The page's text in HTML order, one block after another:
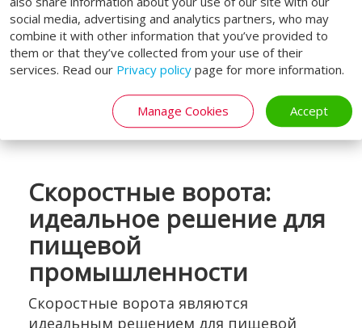
social media, advertising and analytics partners, who may
combine it with other information that you’ve provided to
them or that they’ve collected from your use of their
services. Read our Privacy policy page for more information.
Manage Cookies Accept
грузовых транспортных средств.
Хотите узнать больше о герметизаторе
надувного типа? Прочитайтеописание
на нашем сайте или узнайте
больше о его преимуществах продукта в
Скоростные ворота:
идеальное решение для
пищевой
промышленности
Скоростные ворота являются
идеальным решением для пищевой